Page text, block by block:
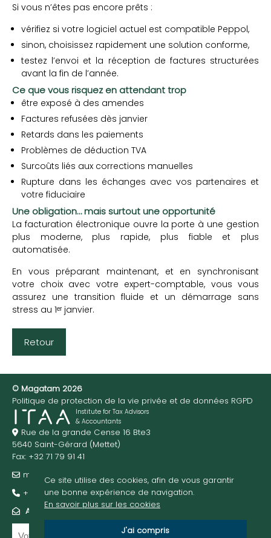
Si vous n’êtes pas encore prêts :
vérifiez si votre logiciel actuel est compatible Peppol,
sinon, choisissez rapidement une solution conforme,
testez l’envoi et la réception de factures structurées
avant la fin de l’année.
Ce que vous risquez en attendant trop
être exposé à des amendes
Factures refusées dès janvier
Retards dans les paiements
Problèmes de déduction TVA
Surcoûts liés aux corrections manuelles
Rupture dans les échanges avec vos partenaires et
votre fiduciaire
Une obligation… mais surtout une opportunité
La facturation électronique ouvre la porte à une gestion
plus moderne, plus rapide, plus fiable et plus
automatisée.
En vous préparant maintenant, et en synchronisant
votre choix avec votre expert-comptable, vous vous
assurez une transition fluide et un démarrage sans
stress au 1ᵉʳ janvier.
Retour
© Magatam 2026
Politique de protection de la vie privée et de données RGPD
Institute for Tax Advisors
& Accountants
Rue de la grande Cense 16 Bte3
5640 Saint-Gérard (Mettet)
Fax: +32 71 79 91 41
m@gatam.be
+32 474 95 01 52
ABONNEZ-VOUS À NOTRE NEWSLETTER
Ce site utilise des cookies, afin de vous garantir
une bonne expérience de navigation.
En savoir plus sur les cookies
J'ai compris